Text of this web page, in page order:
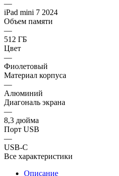
—
iPad mini 7 2024
Объем памяти
—
512 ГБ
Цвет
—
Фиолетовый
Материал корпуса
—
Алюминий
Диагональ экрана
—
8,3 дюйма
Порт USB
—
USB-C
Все характеристики
Описание